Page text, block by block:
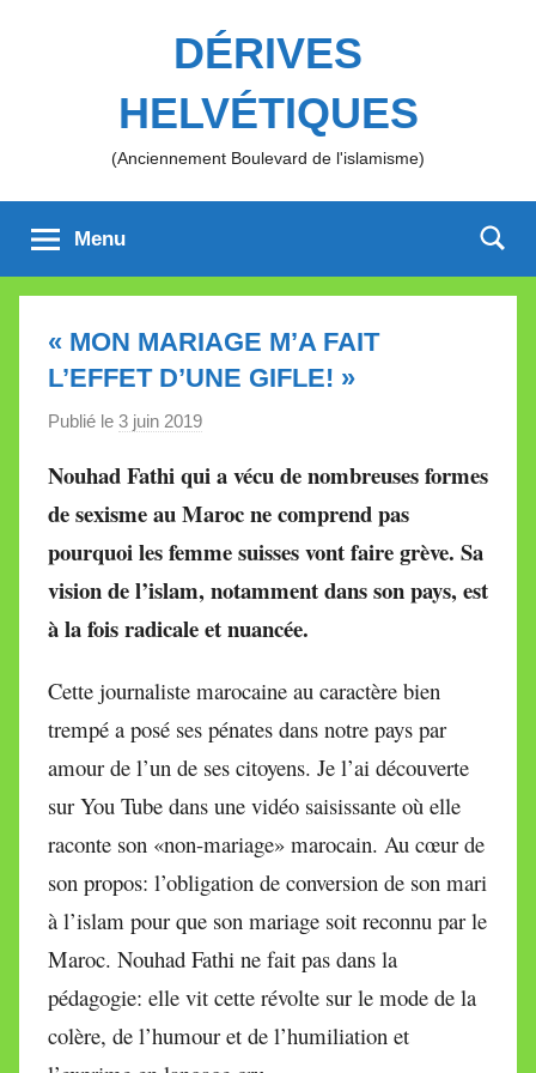
DÉRIVES
HELVÉTIQUES
(Anciennement Boulevard de l'islamisme)
Menu
« MON MARIAGE M’A FAIT
L’EFFET D’UNE GIFLE! »
Publié le 3 juin 2019
r
M
i
e
i
l
e
V
l
e
t
t
Nouhad Fathi qui a vécu de nombreuses formes
de sexisme au Maroc ne comprend pas
pourquoi les femme suisses vont faire grève. Sa
vision de l’islam, notamment dans son pays, est
à la fois radicale et nuancée.
Cette journaliste marocaine au caractère bien
trempé a posé ses pénates dans notre pays par
amour de l’un de ses citoyens. Je l’ai découverte
sur You Tube dans une vidéo saisissante où elle
raconte son «non-mariage» marocain. Au cœur de
son propos: l’obligation de conversion de son mari
à l’islam pour que son mariage soit reconnu par le
Maroc. Nouhad Fathi ne fait pas dans la
pédagogie: elle vit cette révolte sur le mode de la
colère, de l’humour et de l’humiliation et